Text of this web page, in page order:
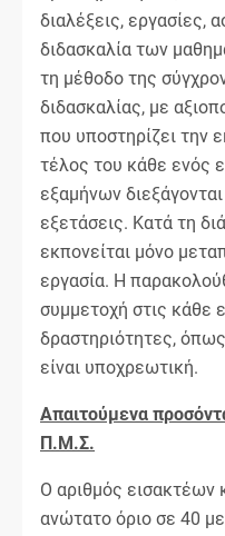
διαλέξεις, εργασίες,
διδασκαλία των
τη μέθοδο της
διδασκαλίας, με
που υποστηρίζει την
τέλος του κάθε ενός
εξαμήνων
εξετάσεις. Κατά τη
εκπονείται μόνο
εργασία. Η
συμμετοχή στις κάθε
δραστηριότητες,
είναι υποχρεωτική.
Απαιτούμενα
Π.Μ.Σ.
Ο αριθμός εισακτέων
ανώτατο όριο σε 40